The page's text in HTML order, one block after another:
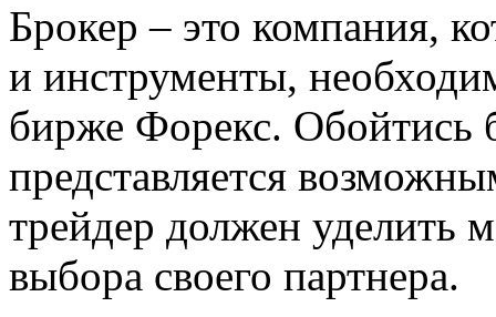
Брокер – это компания,
и инструменты,
бирже Форекс. Обойтись
представляется
трейдер должен уделить
выбора своего партнера.